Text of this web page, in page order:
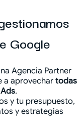
Google
Agencia Partner
a aprovechar todas
.
y tu presupuesto,
y estrategias